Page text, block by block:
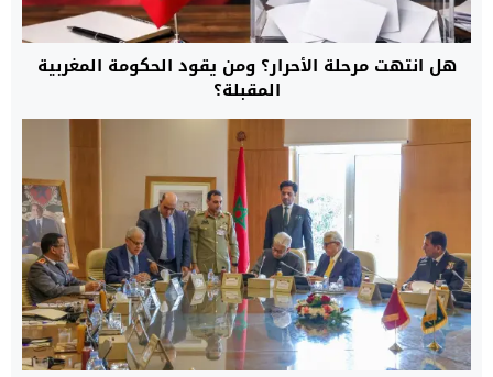
هل انتهت مرحلة الأحرار؟ ومن يقود الحكومة المغربية
المقبلة؟